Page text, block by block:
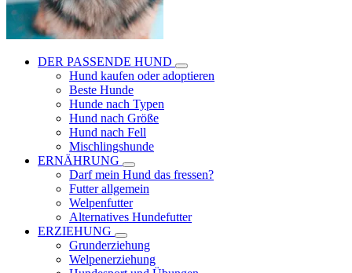
DER PASSENDE HUND
Hund kaufen oder adoptieren
Beste Hunde
Hunde nach Typen
Hund nach Größe
Hund nach Fell
Mischlingshunde
ERNÄHRUNG
Darf mein Hund das fressen?
Futter allgemein
Welpenfutter
Alternatives Hundefutter
ERZIEHUNG
Grunderziehung
Welpenerziehung